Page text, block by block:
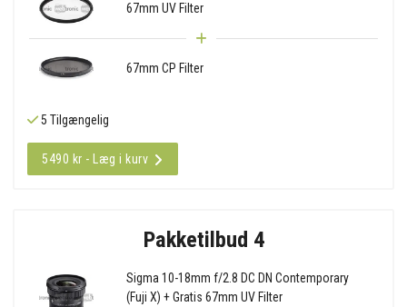
67mm UV Filter
67mm CP Filter
5 Tilgængelig
5490 kr - Læg i kurv
Pakketilbud 4
Sigma 10-18mm f/2.8 DC DN Contemporary
(Fuji X) + Gratis 67mm UV Filter